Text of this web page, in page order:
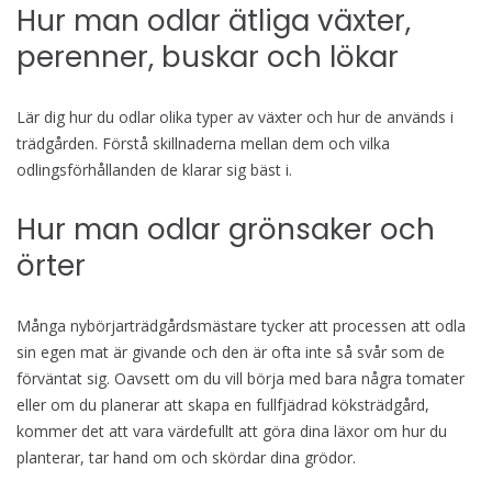
Hur man odlar ätliga växter,
perenner, buskar och lökar
Lär dig hur du odlar olika typer av växter och hur de används i
trädgården. Förstå skillnaderna mellan dem och vilka
odlingsförhållanden de klarar sig bäst i.
Hur man odlar grönsaker och
örter
Många nybörjarträdgårdsmästare tycker att processen att odla
sin egen mat är givande och den är ofta inte så svår som de
förväntat sig. Oavsett om du vill börja med bara några tomater
eller om du planerar att skapa en fullfjädrad köksträdgård,
kommer det att vara värdefullt att göra dina läxor om hur du
planterar, tar hand om och skördar dina grödor.